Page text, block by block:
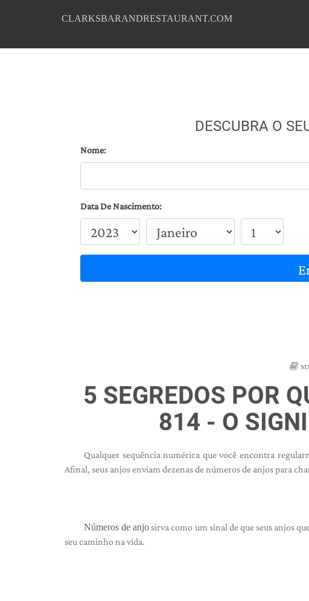
CLARKSBARANDRESTAURANT.COM
DESCUBRA O
Nome:
Data De Nascimento:
5 SEGREDOS POR
814 - O
Qualquer sequência numérica que você encontra
Afinal, seus anjos enviam dezenas de números de anjos para
Números de anjo sirva como um sinal de que seus anjos
seu caminho na vida.